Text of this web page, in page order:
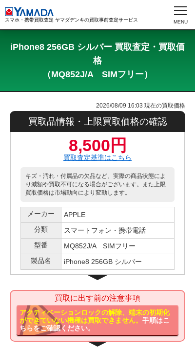
スマホ・携帯買取査定 ヤマダデンキの買取事前査定サービス
iPhone8 256GB シルバー 買取査定・買取価
格
（MQ852J/A SIMフリー）
2026/08/09 16:03 現在の買取価格
買取品情報・上限買取価格の確認
8,500円
買取査定基準はこちら
キズ・汚れ・付属品の欠品など、実際の商品状態によ
り減額や買取不可になる場合がございます。また上限
買取価格は市場動向により変動します。
メーカー
APPLE
分類
スマートフォン・携帯電話
型番
MQ852J/A SIMフリー
製品名
iPhone8 256GB シルバー
買取に出す前の注意事項
アクティベーションロックの解除、端末の初期化
ができていない機種は買取できません。手順はこ
ちらをご確認ください。